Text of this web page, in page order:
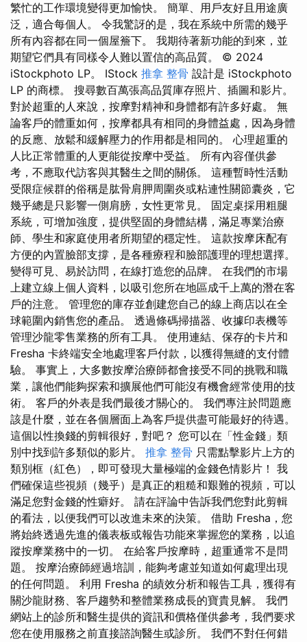
繁忙的工作環境變得更加愉快。 簡單、用戶友好且用途廣
泛，適合每個人。 令我驚訝的是，我在系統中所需的幾乎
所有內容都在同一個屋簷下。 我期待著新功能的到來，並
期望它們具有同樣令人難以置信的高品質。 © 2024
iStockphoto LP。 IStock 推拿 整骨 設計是 iStockphoto
LP 的商標。 搜尋數百萬張高品質庫存照片、插圖和影片。
對於超重的人來說，按摩對精神和身體都有許多好處。 無
論客戶的體重如何，按摩都具有相同的身體益處，因為身體
的反應、放鬆和緩解壓力的作用都是相同的。 心理超重的
人比正常體重的人更能從按摩中受益。 所有內容僅供參
考，不應取代訪客與其醫生之間的關係。 這種暫時性活動
受限症候群的俗稱是肱骨肩胛周圍炎或粘連性關節囊炎，它
幾乎總是只影響一側肩膀，女性更常見。 固定桌採用粗腿
系統，可增加強度，提供堅固的身體結構，滿足專業治療
師、學生和家庭使用者所期望的穩定性。 這款按摩床配有
方便的內置臉部支撐，是各種療程和臉部護理的理想選擇。
變得可見、易於訪問，在線打造您的品牌。 在我們的市場
上建立線上個人資料，以吸引您所在地區成千上萬的潛在客
戶的注意。 管理您的庫存並創建您自己的線上商店以在全
球範圍內銷售您的產品。 透過條碼掃描器、收據印表機等
管理沙龍零售業務的所有工具。 使用連結、保存的卡片和
Fresha 卡終端安全地處理客戶付款，以獲得無縫的支付體
驗。 事實上，大多數按摩治療師都會接受不同的挑戰和職
業，讓他們能夠探索和擴展他們可能沒有機會經常使用的技
術。 客戶的外表是我們最後才關心的。 我們專注於問題應
該是什麼，並在各個層面上為客戶提供盡可能最好的待遇。
這個以性換錢的剪輯很好，對吧？ 您可以在「性金錢」類
別中找到許多類似的影片。 推拿 整骨 只需點擊影片上方的
類別框（紅色），即可發現大量極端的金錢色情影片！ 我
們確保這些視頻（幾乎）是真正的粗糙和艱難的視頻，可以
滿足您對金錢的性癖好。 請在評論中告訴我們您對此剪輯
的看法，以便我們可以改進未來的決策。 借助 Fresha，您
將始終透過先進的儀表板或報告功能來掌握您的業務，以追
蹤按摩業務中的一切。 在給客戶按摩時，超重通常不是問
題。 按摩治療師經過培訓，能夠考慮並知道如何處理出現
的任何問題。 利用 Fresha 的績效分析和報告工具，獲得有
關沙龍財務、客戶趨勢和整體業務成長的寶貴見解。 我們
網站上的診所和醫生提供的資訊和價格僅供參考，我們要求
您在使用服務之前直接諮詢醫生或診所。 我們不對任何錯